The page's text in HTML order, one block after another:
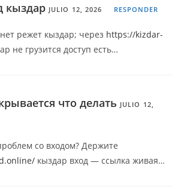
кыздар JULIO 12, 2026 RESPONDER
режет кыздар; через https://kizdar-
не грузится доступ есть…
что делать JULIO 12,
со входом? Держите
кыздар вход — ссылка живая…